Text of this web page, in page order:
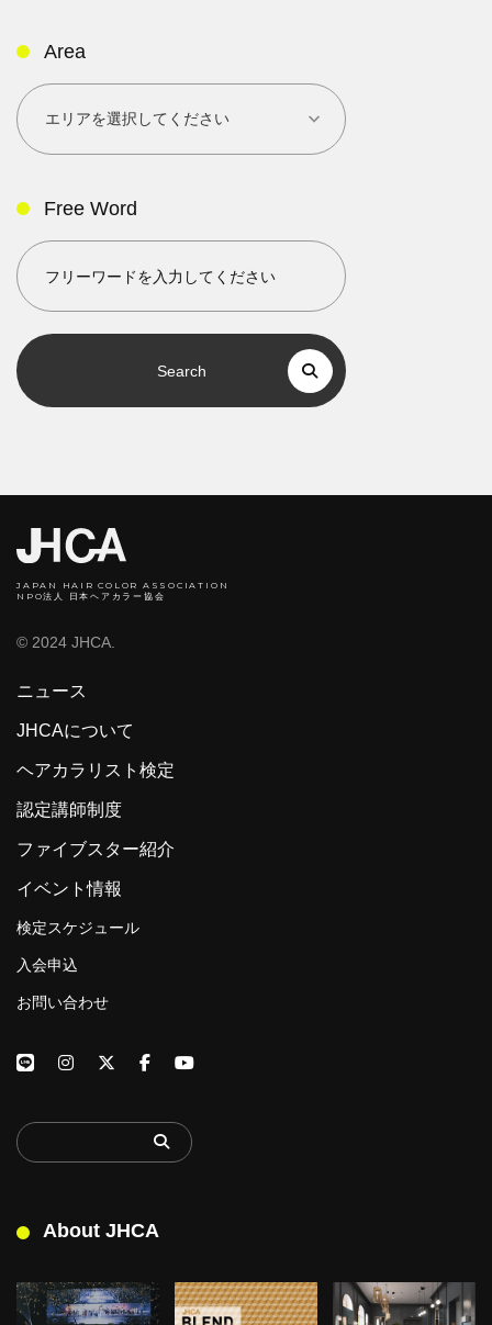
Area
Free Word
Search
JAPAN HAIR COLOR ASSOCIATION
NPO法人 日本ヘアカラー協会
© 2024 JHCA.
ニュース
JHCAについて
ヘアカラリスト検定
認定講師制度
ファイブスター紹介
イベント情報
検定スケジュール
入会申込
お問い合わせ
About JHCA